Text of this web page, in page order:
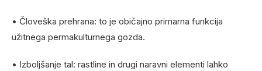
• Človeška prehrana: to je običajno primarna funkcija
užitnega permakulturnega gozda.
• Izboljšanje tal: rastline in drugi naravni elementi lahko